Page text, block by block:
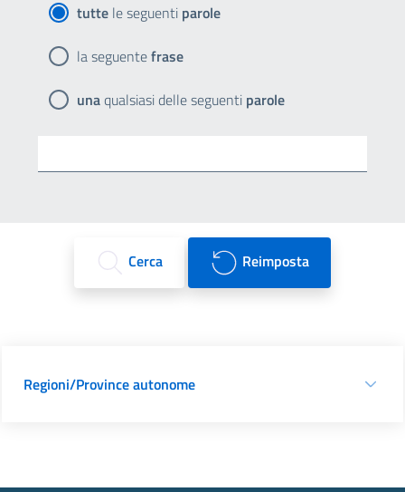
tutte le seguenti parole
la seguentefrase
unaqualsiasi delle seguenti parole
Cerca Reimposta
Regioni/Province autonome